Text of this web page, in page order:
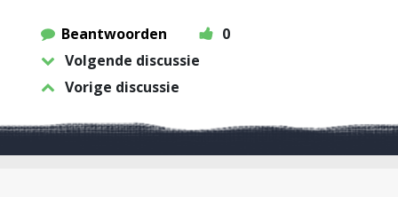
Beantwoorden
0
Volgende discussie
Vorige discussie